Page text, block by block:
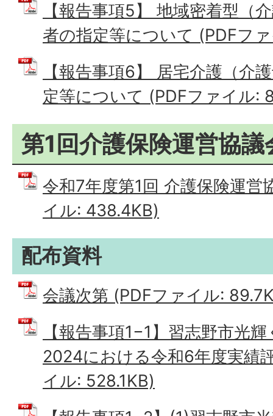
【報告事項5】 地域密着型（
者の指定等について (PDFフ
【報告事項6】 居宅介護（介
定等について (PDFファイル:
第1回介護保険運営協議
令和7年度第1回 介護保険運営
イル: 438.4KB)
配布資料
会議次第 (PDFファイル:
【報告事項1−1】習志野市光
2024における令和6年度実績
イル: 528.1KB)